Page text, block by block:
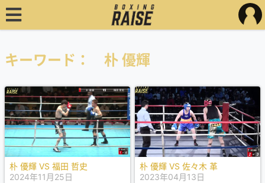
キーワード： 朴 優輝
朴 優輝 VS 福田 哲史
2024年11月25日
朴 優輝 VS 佐々木 革
2023年04月13日